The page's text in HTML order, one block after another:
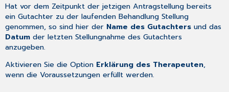
Hat vor dem Zeitpunkt der jetzigen Antragstellung bereits
ein Gutachter zu der laufenden Behandlung Stellung
genommen, so sind hier der Name des Gutachters und das
Datum der letzten Stellungnahme des Gutachters
anzugeben.
Aktivieren Sie die Option Erklärung des Therapeuten,
wenn die Voraussetzungen erfüllt werden.